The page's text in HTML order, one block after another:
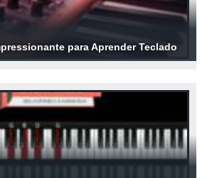
para Aprender Teclado